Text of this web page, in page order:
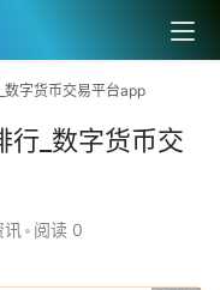
字货币交易平台app
_数字货币交
• 阅读 0